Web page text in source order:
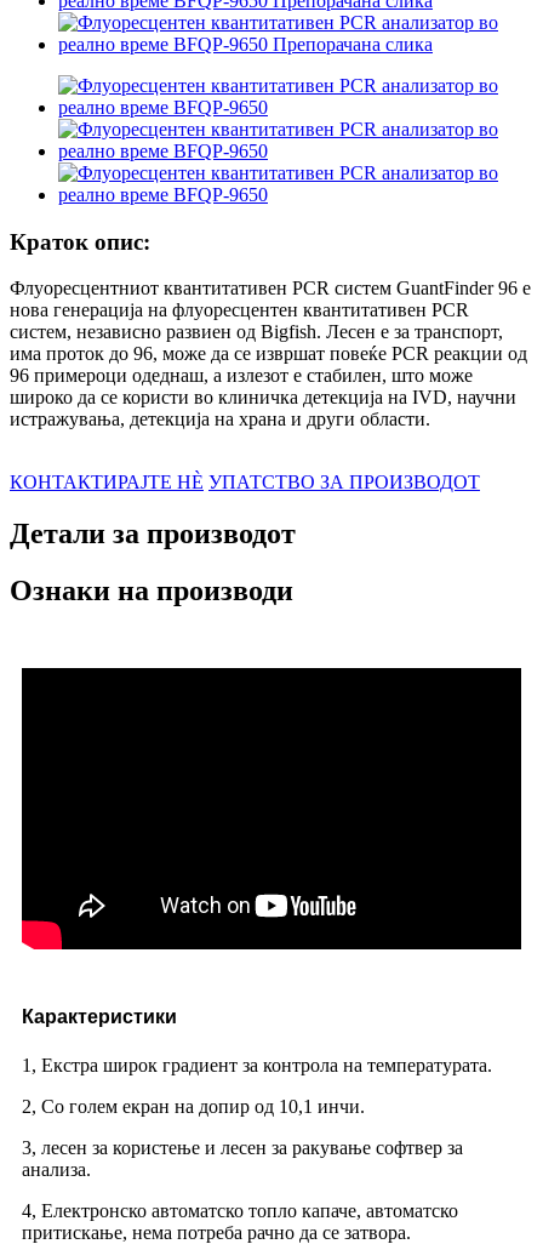
Краток опис:
Флуоресцентниот квантитативен PCR систем GuantFinder 96 е
нова генерација на флуоресцентен квантитативен PCR
систем, независно развиен од Bigfish. Лесен е за транспорт,
има проток до 96, може да се извршат повеќе PCR реакции од
96 примероци одеднаш, а излезот е стабилен, што може
широко да се користи во клиничка детекција на IVD, научни
истражувања, детекција на храна и други области.
КОНТАКТИРАЈТЕ НÈ УПАТСТВО ЗА ПРОИЗВОДОТ
Детали за производот
Ознаки на производи
Карактеристики
1, Екстра широк градиент за контрола на температурата.
2, Со голем екран на допир од 10,1 инчи.
3, лесен за користење и лесен за ракување софтвер за
анализа.
4, Електронско автоматско топло капаче, автоматско
притискање, нема потреба рачно да се затвора.